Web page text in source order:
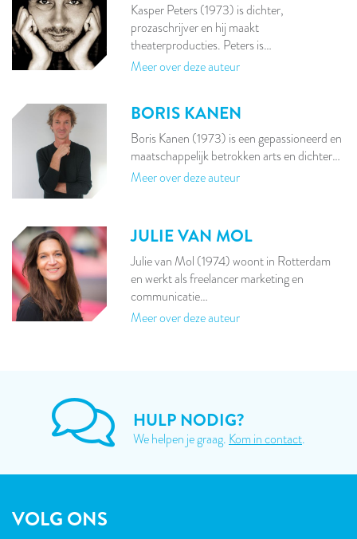
Kasper Peters (1973) is dichter,
prozaschrijver en hij maakt
theaterproducties. Peters is…
Meer over deze auteur
BORIS KANEN
Boris Kanen (1973) is een gepassioneerd en
maatschappelijk betrokken arts en dichter…
Meer over deze auteur
JULIE VAN MOL
Julie van Mol (1974) woont in Rotterdam
en werkt als freelancer marketing en
communicatie…
Meer over deze auteur
HULP NODIG?
We helpen je graag. Kom in contact.
VOLG ONS